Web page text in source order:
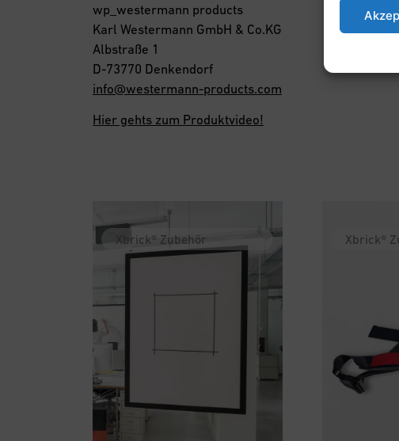
wp_westermann products
Karl Westermann GmbH & Co.KG
Albstraße 1
D-73770 Denkendorf
info@westermann-products.com
Hier gehts zum Produktvideo!
Xbrick® Zubehör Xbrick®